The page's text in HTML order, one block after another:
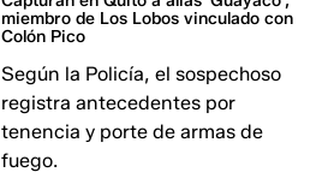
miembro de Los Lobos vinculado con
Colón Pico
Según la Policía, el sospechoso
registra antecedentes por
tenencia y porte de armas de
fuego.